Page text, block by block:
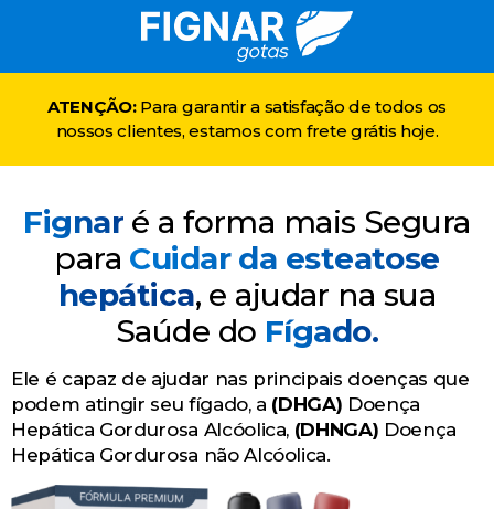
ATENÇÃO:Para garantir a satisfação de todos os
nossos clientes, estamos com frete grátis hoje.
Fignaré a forma mais Segura
para Cuidar da esteatose
hepática, e ajudar na sua
Saúde do Fígado.
Ele é capaz de ajudar nas principais doenças que
podem atingir seu fígado, a (DHGA) Doença
Hepática Gordurosa Alcóolica, (DHNGA) Doença
Hepática Gordurosa não Alcóolica.